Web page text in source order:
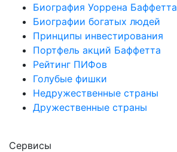
Биография Уоррена Баффетта
Биографии богатых людей
Принципы инвестирования
Портфель акций Баффетта
Рейтинг ПИФов
Голубые фишки
Недружественные страны
Дружественные страны
Сервисы